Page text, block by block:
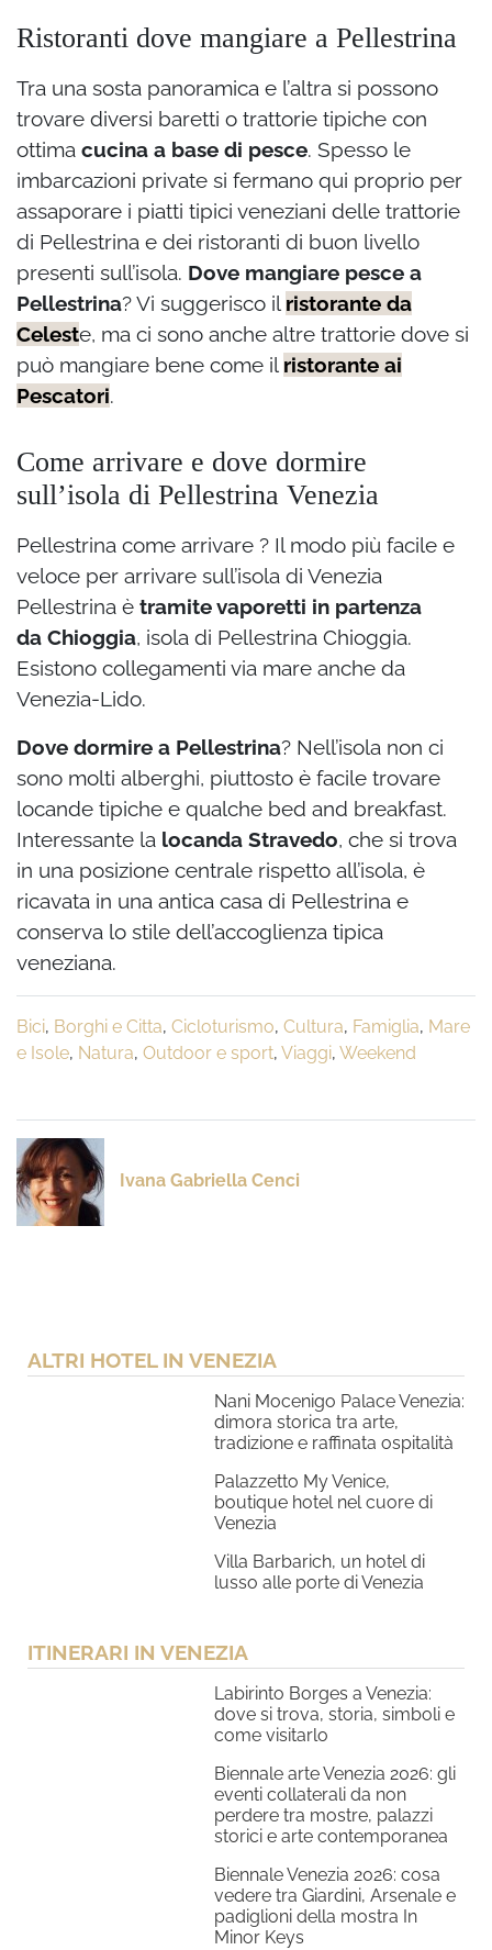
Ristoranti dove mangiare a Pellestrina
Tra una sosta panoramica e l’altra si possono
trovare diversi baretti o trattorie tipiche con
ottima cucina a base di pesce. Spesso le
imbarcazioni private si fermano qui proprio per
assaporare i piatti tipici veneziani delle trattorie
di Pellestrina e dei ristoranti di buon livello
presenti sull’isola. Dove mangiare pesce a
Pellestrina? Vi suggerisco il ristorante da
Celeste, ma ci sono anche altre trattorie dove si
può mangiare bene come il ristorante ai
Pescatori.
Come arrivare e dove dormire
sull’isola di Pellestrina Venezia
Pellestrina come arrivare ? Il modo più facile e
veloce per arrivare sull’isola di Venezia
Pellestrina è tramite vaporetti in partenza
da Chioggia, isola di Pellestrina Chioggia.
Esistono collegamenti via mare anche da
Venezia-Lido.
Dove dormire a Pellestrina? Nell’isola non ci
sono molti alberghi, piuttosto è facile trovare
locande tipiche e qualche bed and breakfast.
Interessante la locanda Stravedo, che si trova
in una posizione centrale rispetto all’isola, è
ricavata in una antica casa di Pellestrina e
conserva lo stile dell’accoglienza tipica
veneziana.
Bici, Borghi e Citta, Cicloturismo, Cultura, Famiglia, Mare
e Isole, Natura, Outdoor e sport, Viaggi, Weekend
Ivana Gabriella Cenci
ALTRI HOTEL IN VENEZIA
Nani Mocenigo Palace Venezia:
dimora storica tra arte,
tradizione e raffinata ospitalità
Palazzetto My Venice,
boutique hotel nel cuore di
Venezia
Villa Barbarich, un hotel di
lusso alle porte di Venezia
ITINERARI IN VENEZIA
Labirinto Borges a Venezia:
dove si trova, storia, simboli e
come visitarlo
Biennale arte Venezia 2026: gli
eventi collaterali da non
perdere tra mostre, palazzi
storici e arte contemporanea
Biennale Venezia 2026: cosa
vedere tra Giardini, Arsenale e
padiglioni della mostra In
Minor Keys